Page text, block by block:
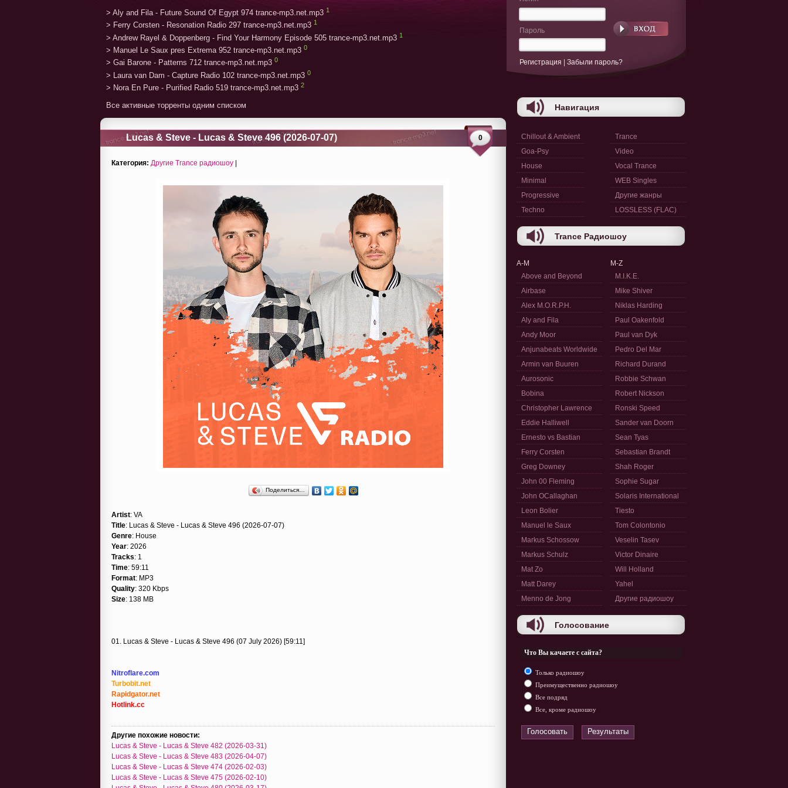
> Aly and Fila - Future Sound Of Egypt 974 trance-mp3.net.mp3 1
> Ferry Corsten - Resonation Radio 297 trance-mp3.net.mp3 1
> Andrew Rayel & Doppenberg - Find Your Harmony Episode 505 trance-mp3.net.mp3 1
> Manuel Le Saux pres Extrema 952 trance-mp3.net.mp3 0
> Gai Barone - Patterns 712 trance-mp3.net.mp3 0
> Laura van Dam - Capture Radio 102 trance-mp3.net.mp3 0
> Nora En Pure - Purified Radio 519 trance-mp3.net.mp3 2
Все активные торренты одним списком
Lucas & Steve - Lucas & Steve 496 (2026-07-07) 0
Категория: Другие Trance радиошоу |
Поделиться…
Artist: VA
Title: Lucas & Steve - Lucas & Steve 496 (2026-07-07)
Genre: House
Year: 2026
Tracks: 1
Time: 59:11
Format: MP3
Quality: 320 Kbps
Size: 138 MB
01. Lucas & Steve - Lucas & Steve 496 (07 July 2026) [59:11]
Nitroflare.com
Turbobit.net
Rapidgator.net
Hotlink.cc
Другие похожие новости:
Lucas & Steve - Lucas & Steve 482 (2026-03-31)
Lucas & Steve - Lucas & Steve 483 (2026-04-07)
Lucas & Steve - Lucas & Steve 474 (2026-02-03)
Lucas & Steve - Lucas & Steve 475 (2026-02-10)
Пароль
Регистрация Забыли пароль?
Навигация
Chillout & Ambient
Goa-Psy
House
Minimal
Progressive
Techno
Trance
Video
Vocal Trance
WEB Singles
Другие жанры
LOSSLESS (FLAC)
Trance Радиошоу
A-M
Above and Beyond
Airbase
Alex M.O.R.P.H.
Aly and Fila
Andy Moor
Anjunabeats Worldwide
Armin van Buuren
Aurosonic
Bobina
Christopher Lawrence
Eddie Halliwell
Ernesto vs Bastian
Ferry Corsten
Greg Downey
John 00 Fleming
John OCallaghan
Leon Bolier
Manuel le Saux
Markus Schossow
Markus Schulz
Mat Zo
Matt Darey
Menno de Jong
M-Z
M.I.K.E.
Mike Shiver
Niklas Harding
Paul Oakenfold
Paul van Dyk
Pedro Del Mar
Richard Durand
Robbie Schwan
Robert Nickson
Ronski Speed
Sander van Doorn
Sean Tyas
Sebastian Brandt
Shah Roger
Sophie Sugar
Solaris International
Tiesto
Tom Colontonio
Veselin Tasev
Victor Dinaire
Will Holland
Yahel
Другие радиошоу
Голосование
Что Вы качаете с сайта?
Только радиошоу
Преимущественно радиошоу
Все подряд
Все, кроме радиошоу
Голосовать Результаты